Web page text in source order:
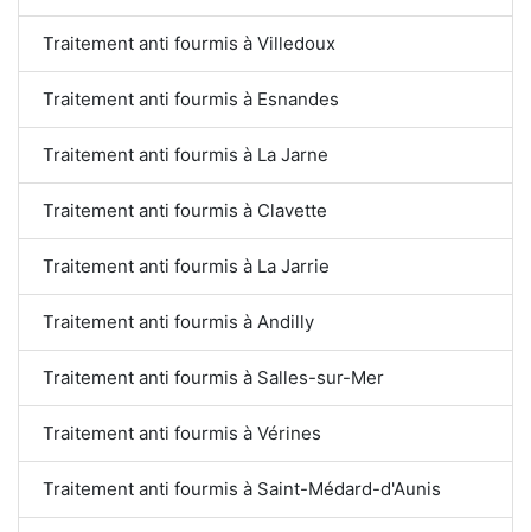
Traitement anti fourmis à Villedoux
Traitement anti fourmis à Esnandes
Traitement anti fourmis à La Jarne
Traitement anti fourmis à Clavette
Traitement anti fourmis à La Jarrie
Traitement anti fourmis à Andilly
Traitement anti fourmis à Salles-sur-Mer
Traitement anti fourmis à Vérines
Traitement anti fourmis à Saint-Médard-d'Aunis